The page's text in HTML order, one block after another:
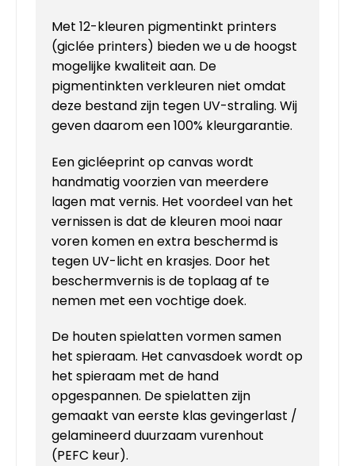
Met 12-kleuren pigmentinkt printers
(giclée printers) bieden we u de hoogst
mogelijke kwaliteit aan. De
pigmentinkten verkleuren niet omdat
deze bestand zijn tegen UV-straling. Wij
geven daarom een 100% kleurgarantie.
Een gicléeprint op canvas wordt
handmatig voorzien van meerdere
lagen mat vernis. Het voordeel van het
vernissen is dat de kleuren mooi naar
voren komen en extra beschermd is
tegen UV-licht en krasjes. Door het
beschermvernis is de toplaag af te
nemen met een vochtige doek.
De houten spielatten vormen samen
het spieraam. Het canvasdoek wordt op
het spieraam met de hand
opgespannen. De spielatten zijn
gemaakt van eerste klas gevingerlast /
gelamineerd duurzaam vurenhout
(PEFC keur).